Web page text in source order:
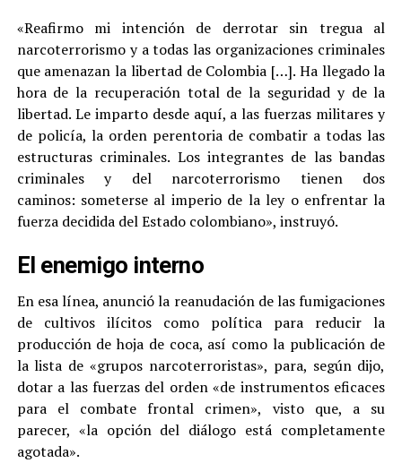
«Reafirmo mi intención de derrotar sin tregua al
narcoterrorismo y a todas las organizaciones criminales
que amenazan la libertad de Colombia […]. Ha llegado la
hora de la recuperación total de la seguridad y de la
libertad. Le imparto desde aquí, a las fuerzas militares y
de policía, la orden perentoria de combatir a todas las
estructuras criminales. Los integrantes de las bandas
criminales y del narcoterrorismo tienen dos
caminos: someterse al imperio de la ley o enfrentar la
fuerza decidida del Estado colombiano», instruyó.
El enemigo interno
En esa línea, anunció la reanudación de las fumigaciones
de cultivos ilícitos como política para reducir la
producción de hoja de coca, así como la publicación de
la lista de «grupos narcoterroristas», para, según dijo,
dotar a las fuerzas del orden «de instrumentos eficaces
para el combate frontal crimen», visto que, a su
parecer, «la opción del diálogo está completamente
agotada».